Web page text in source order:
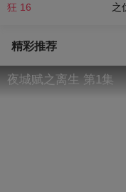
狂 16
之
精彩推荐
夜城赋之离生 第1集